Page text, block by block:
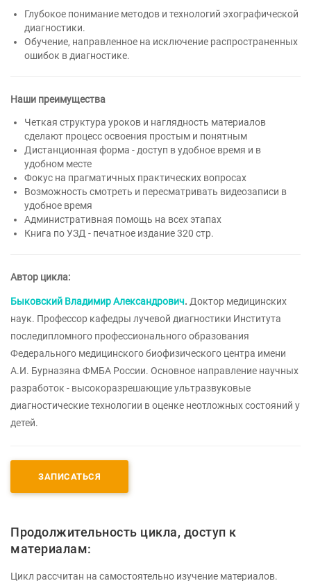
Глубокое понимание методов и технологий эхографической
диагностики.
Обучение, направленное на исключение распространенных
ошибок в диагностике.
Наши преимущества
Четкая структура уроков и наглядность материалов
сделают процесс освоения простым и понятным
Дистанционная форма - доступ в удобное время и в
удобном месте
Фокус на прагматичных практических вопросах
Возможность смотреть и пересматривать видеозаписи в
удобное время
Административная помощь на всех этапах
Книга по УЗД - печатное издание 320 стр.
Автор цикла:
Быковский Владимир Александрович. Доктор медицинских
наук. Профессор кафедры лучевой диагностики Института
последипломного профессионального образования
Федерального медицинского биофизического центра имени
А.И. Бурназяна ФМБА России. Основное направление научных
разработок - высокоразрешающие ультразвуковые
диагностические технологии в оценке неотложных состояний у
детей.
ЗАПИСАТЬСЯ
Продолжительность цикла, доступ к
материалам:
Цикл рассчитан на самостоятельно изучение материалов.